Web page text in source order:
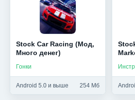
Stock Car Racing (Мод,
Много денег)
Гонки
Android 5.0 и выше 254 Мб